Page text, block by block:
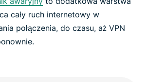
cały ruch internetowy w
połączenia, do czasu, aż VPN